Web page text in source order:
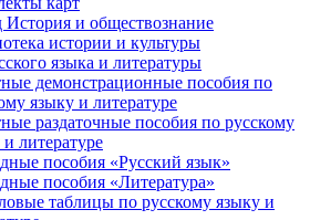
История и обществознание
истории и культуры
языка и литературы
демонстрационные пособия по
языку и литературе
раздаточные пособия по русскому
литературе
пособия «Русский язык»
пособия «Литература»
таблицы по русскому языку и